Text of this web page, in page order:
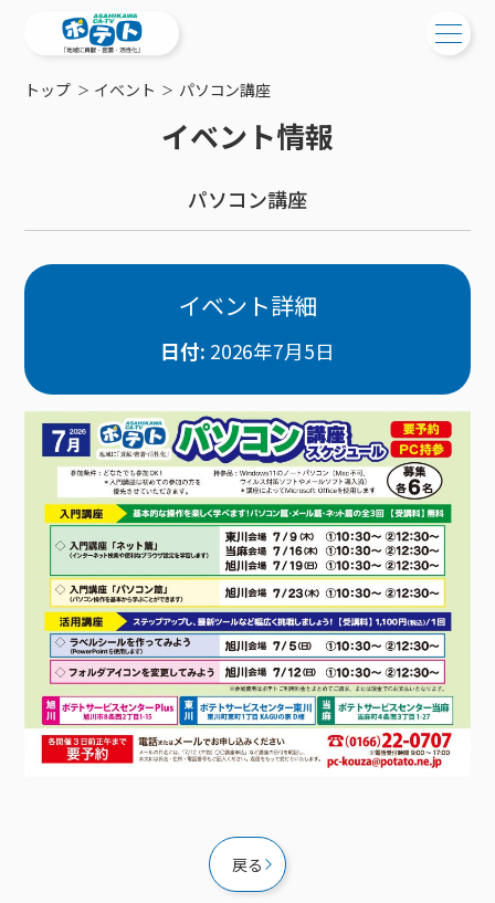
サービス提供エリア
特典・キャンペーン
おトクな割引サービス
ご加入中のサービス確認・変更
サポートサービス
リモートコール
回線速度測定
接続・設定⽅法
訪問サポート＆サポートパックサービス料⾦表
新着情報
メンテナンス・障害情報
ポテトからのプレゼント
イベントカレンダー
講座のご案内
サービス案内
サービス案内
ケーブルテレビトップ
チャンネル紹介
料⾦プラン
NHK衛星受信料団体⼀括⽀払
機器⼀覧
インターネットトップ
料⾦プラン
Wi-Fiサービス
ポテトホーム防犯カメラ
オプションサービス
インターネットギガシェアプラン
固定電話
固定電話トップ
基本料⾦・通話料⾦
オプションサービス
auスマートバリュー
auまとめトーク
ポテトスマートフォン
ポテトスマートフォントップ
料⾦プラン
機種⼀覧
オプションサービス
でんき
でんきトップ
ポラリンでんき×ポテト
ポテトでんき
ケーブルプラスでんき
暮らしを快適にするサービス
暮らしを快適にするサービストップ
ポテトライフメール
⽣活あんしんサービス
みるプラス
お困りの方はこちら
会社案内
メンテナンス
障害情報
マイページ
お申し込み
トップ イベント パソコン講座
イベント情報
パソコン講座
イベント詳細
日付: 2026年7月5日
戻る